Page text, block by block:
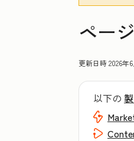
ペー
更新日時2026年
以下の